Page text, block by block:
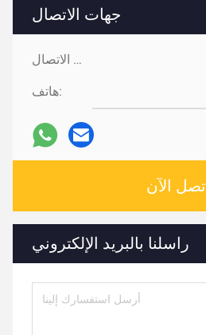
جهات الاتصال
جهات الاتصال:
هاتف:
اتصل الآن
راسلنا بالبريد الإلكتروني